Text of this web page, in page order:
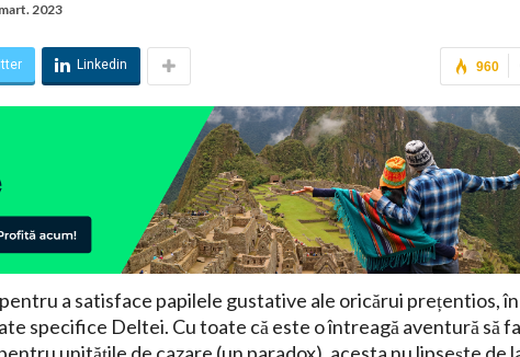
2023
960
Linkedin
a satisface papilele gustative ale oricărui prețentios, în
specifice Deltei. Cu toate că este o întreagă aventură să